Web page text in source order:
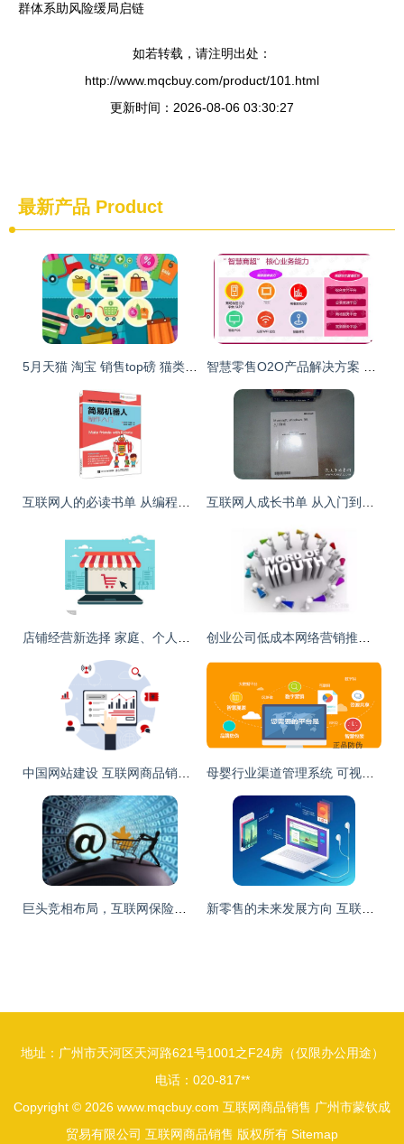
群体系助风险缓局启链
如若转载，请注明出处：
http://www.mqcbuy.com/product/101.html
更新时间：2026-08-06 03:30:27
最新产品 Product
地址：广州市天河区天河路621号1001之F24房（仅限办公用途）
电话：020-817**
Copyright © 2026 www.mqcbuy.com 互联网商品销售 广州市蒙钦成
贸易有限公司 互联网商品销售 版权所有 Sitemap